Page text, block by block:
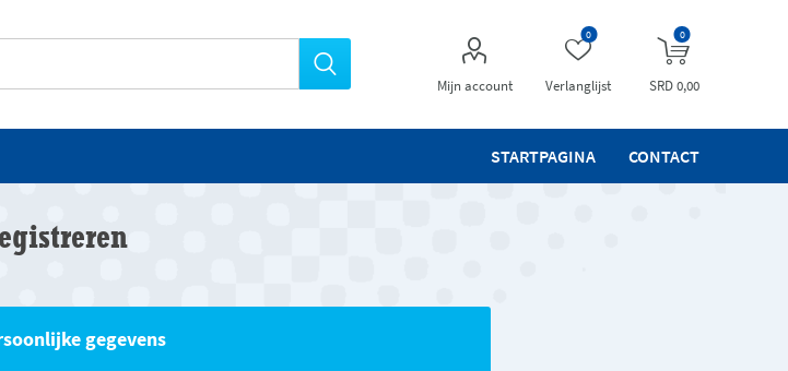
Mijn account Verlanglijst
0 0
SRD 0,00
STARTPAGINA CONTACT
gegevens